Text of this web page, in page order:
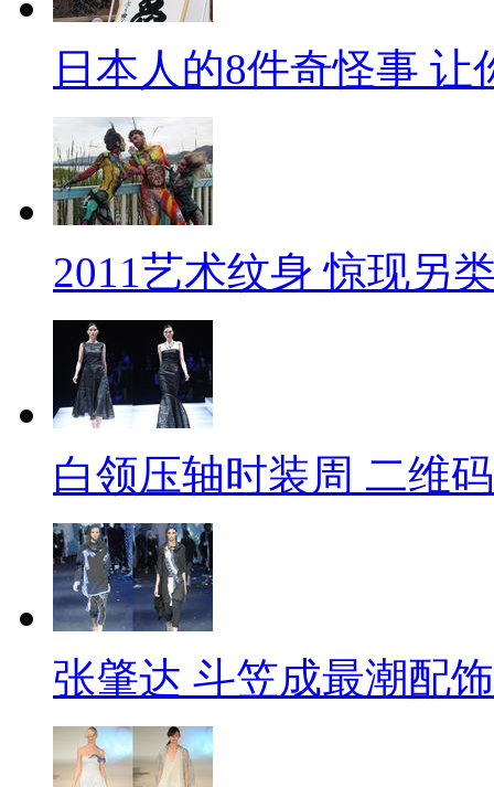
日本人的8件奇怪事 让
2011艺术纹身 惊现另
白领压轴时装周 二维
张肇达 斗笠成最潮配